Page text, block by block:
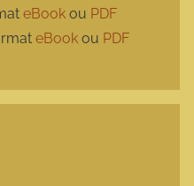
eBook ou PDF
eBook ou PDF